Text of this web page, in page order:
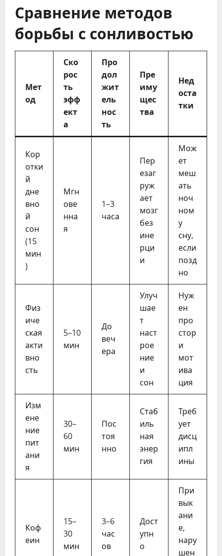
Сравнение методов
борьбы с сонливостью
Мет
од
Ско
рос
ть
эфф
ект
а
Про
дол
жит
ель
нос
ть
Пре
иму
щес
тва
Нед
оста
тки
Кор
отки
й
дне
вно
й
сон
(15
мин
)
Мгн
ове
нна
я
1–3
часа
Пер
езаг
руж
ает
мозг
без
ине
рци
и
Мож
ет
меш
ать
ноч
ном
у
сну,
если
позд
но
Физ
иче
ская
акти
вно
сть
5–10
мин
До
веч
ера
Улуч
шае
т
наст
рое
ние
и
сон
Нуж
ен
про
стор
и
мот
ива
ция
Изм
ене
ние
пит
ани
я
30–
60
мин
Пос
тоя
нно
Стаб
иль
ная
энер
гия
Треб
ует
дисц
ипл
ины
Коф
еин
15–
30
мин
3–6
час
ов
Дост
упн
о
При
вык
ани
е,
нару
шен